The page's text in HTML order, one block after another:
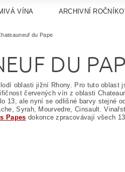
VÍNA ARCHIVNÍ
du Pape
DU
oblasti jižní Rhony. Pro tuto
červených vín z oblasti
13, ale nyní se odlišné barvy stejné
Syrah, Mourvedre, Cinsault.
Papes dokonce zpracovávají všech